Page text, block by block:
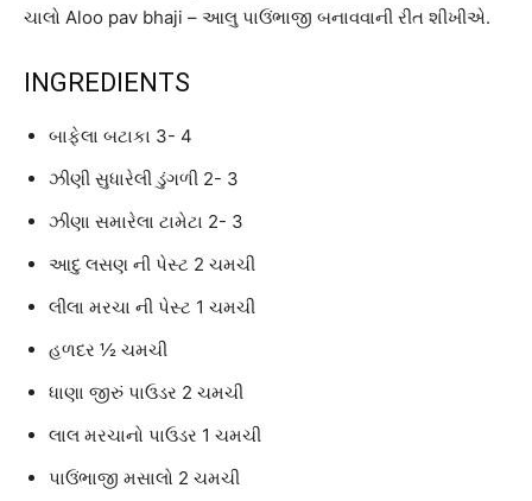
ચાલો Aloo pav bhaji – આલુ પાઉંભાજી બનાવવાની રીત શીખીએ.
INGREDIENTS
બાફેલા બટાકા 3- 4
ઝીણી સુધારેલી ડુંગળી 2- 3
ઝીણા સમારેલા ટામેટા 2- 3
આદુ લસણ ની પેસ્ટ 2 ચમચી
લીલા મરચા ની પેસ્ટ 1 ચમચી
હળદર ½ ચમચી
ધાણા જીરું પાઉડર 2 ચમચી
લાલ મરચાનો પાઉડર 1 ચમચી
પાઉંભાજી મસાલો 2 ચમચી